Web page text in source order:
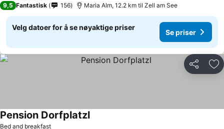
9,5 Fantastisk 156 Maria Alm, 12.2 km til Zell am See
Velg datoer for å se nøyaktige priser
Se priser
Del
Bed and breakfast
Pension Dorfplatzl